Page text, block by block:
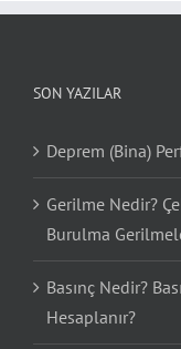
SON YAZILAR
Deprem (Bina)
Gerilme Nedir?
Burulma
Basınç Nedir?
Hesaplanır?